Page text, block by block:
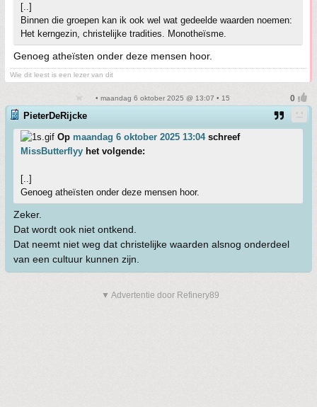
[..]
Binnen die groepen kan ik ook wel wat gedeelde waarden noemen:
Het kerngezin, christelijke tradities. Monotheïsme.
Genoeg atheïsten onder deze mensen hoor.
Wie dit leest is een lezer van dit
• maandag 6 oktober 2025 @ 13:07 • 15
PieterDeRijcke
Op maandag 6 oktober 2025 13:04schreef
MissButterflyy het volgende:
[..]
Genoeg atheïsten onder deze mensen hoor.
Zeker.
Dat wordt ook niet ontkend.
Dat neemt niet weg dat christelijke waarden alsnog onderdeel
van een cultuur kunnen zijn.
▼ Advertentie door Refinery89